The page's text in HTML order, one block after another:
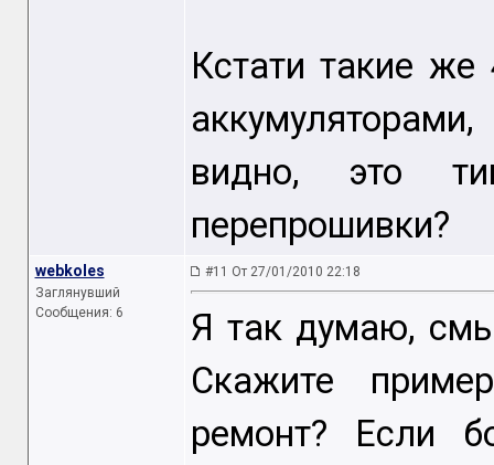
Кстати такие
видно, это
перепрошивки?
webkoles
Заглянувший
Сообщения: 6
#11 От 27/01/2010 22:18
Я так думаю,
Скажите
ремонт? Если